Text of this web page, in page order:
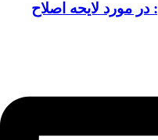
مورد لایحه اصلاح